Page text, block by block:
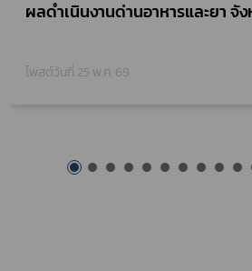
ผลดำเนินงานด่านอาหารและยา จั
โพสต์วันที่ 01 พ.ค. 69